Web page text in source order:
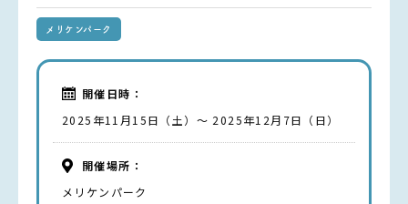
メリケンパーク
開催日時：
2025年11月15日（土）～ 2025年12月7日（日）
開催場所：
メリケンパーク